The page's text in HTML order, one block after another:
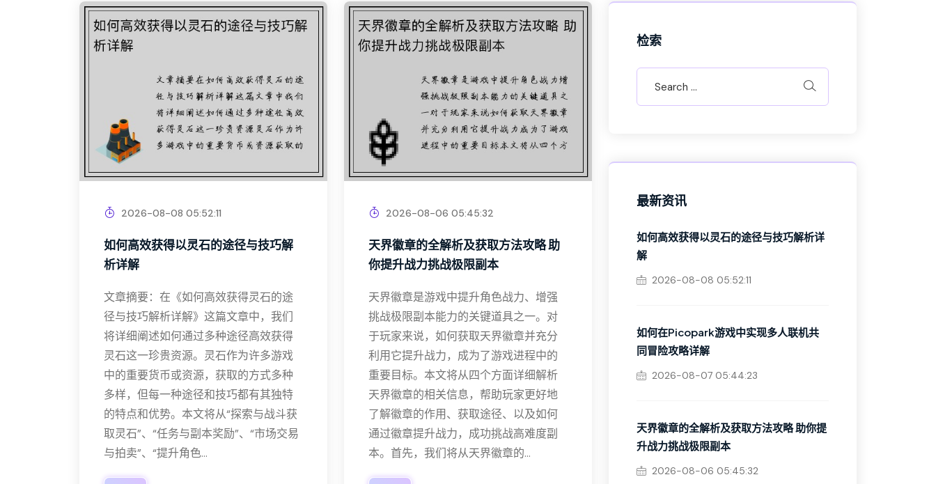
2026-08-08 05:52:11
如何高效获得以灵石的途径与技巧解
析详解
文章摘要：在《如何高效获得灵石的途
径与技巧解析详解》这篇文章中，我们
将详细阐述如何通过多种途径高效获得
灵石这一珍贵资源。灵石作为许多游戏
中的重要货币或资源，获取的方式多种
多样，但每一种途径和技巧都有其独特
的特点和优势。本文将从“探索与战斗获
取灵石”、“任务与副本奖励”、“市场交易
与拍卖”、“提升角色...
2026-08-06 05:45:32
天界徽章的全解析及获取方法攻略 助
你提升战力挑战极限副本
天界徽章是游戏中提升角色战力、增强
挑战极限副本能力的关键道具之一。对
于玩家来说，如何获取天界徽章并充分
利用它提升战力，成为了游戏进程中的
重要目标。本文将从四个方面详细解析
天界徽章的相关信息，帮助玩家更好地
了解徽章的作用、获取途径、以及如何
通过徽章提升战力，成功挑战高难度副
本。首先，我们将从天界徽章的...
检索
最新资讯
如何高效获得以灵石的途径与技巧解析详
解
2026-08-08 05:52:11
如何在Picopark游戏中实现多人联机共
同冒险攻略详解
2026-08-07 05:44:23
天界徽章的全解析及获取方法攻略 助你提
升战力挑战极限副本
2026-08-06 05:45:32